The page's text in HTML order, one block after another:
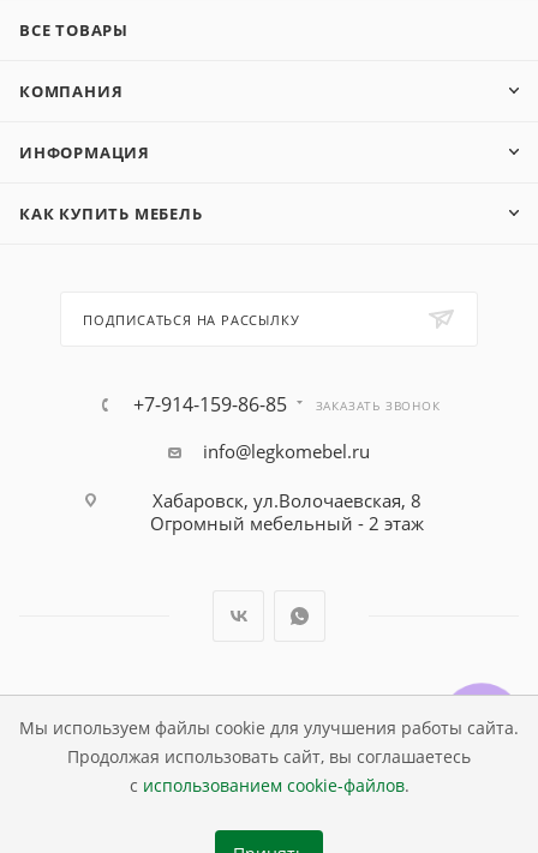
Мы используем файлы cookie для улучшения работы сайта.
Продолжая использовать сайт, вы соглашаетесь
с использованием cookie-файлов.
ВСЕ ТОВАРЫ
КОМПАНИЯ
ИНФОРМАЦИЯ
КАК КУПИТЬ МЕБЕЛЬ
ПОДПИСАТЬСЯ НА РАССЫЛКУ
+7-914-159-86-85 ЗАКАЗАТЬ ЗВОНОК
info@legkomebel.ru
Хабаровск, ул.Волочаевская, 8
Огромный мебельный - 2 этаж